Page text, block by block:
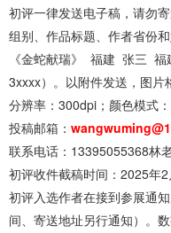
初评一律发送电子稿，请勿
组别、作品标题、作者省份
《金蛇献瑞》 福建 张三
3xxxx）。以附件发送，图片
分辨率：300dpi；颜色模式：
投稿邮箱：
联系电话：13395055368林
初评收件截稿时间：2025年2
初评入选作者在接到参展通
间、寄送地址另行通知）。